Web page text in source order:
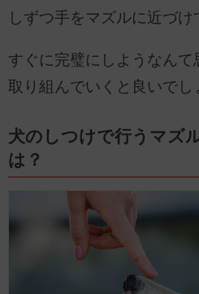
しずつ手をマズルに近づけ
すぐに完璧にしようなん
取り組んでいくと良いでし
犬のしつけで行うマズ
は？